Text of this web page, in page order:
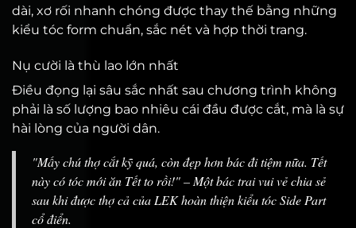
dài, xơ rối nhanh chóng được thay thế bằng những
kiểu tóc form chuẩn, sắc nét và hợp thời trang.
Nụ cười là thù lao lớn nhất
Điều đọng lại sâu sắc nhất sau chương trình không
phải là số lượng bao nhiêu cái đầu được cắt, mà là sự
hài lòng của người dân.
"Mấy chú thợ cắt kỹ quá, còn đẹp hơn bác đi tiệm nữa. Tết
này có tóc mới ăn Tết to rồi!"– Một bác trai vui vẻ chia sẻ
sau khi được thợ cả của LEK hoàn thiện kiểu tóc Side Part
cổ điển.